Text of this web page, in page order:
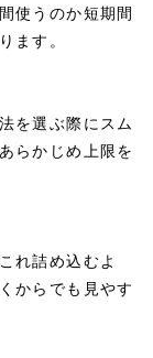
使うのか短期間
ます。
を選ぶ際にスム
らかじめ上限を
れ詰め込むよ
からでも見やす